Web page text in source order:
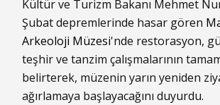
Kültür ve Turizm Bakanı Mehmet
Şubat depremlerinde hasar gören
Arkeoloji Müzesi'nde restorasyon,
teşhir ve tanzim çalışmalarının
belirterek, müzenin yarın yeniden
ağırlamaya başlayacağını duyurdu.